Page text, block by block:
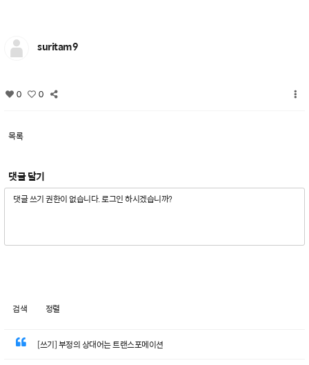
suritam9
0 0
목록
댓글 달기
검색 정렬
[쓰기] 부정의 상대어는 트랜스포메이션